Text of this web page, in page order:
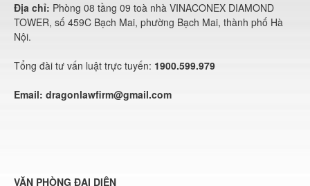
Địa chỉ: Phòng 08 tầng 09 toà nhà VINACONEX DIAMOND
TOWER, số 459C Bạch Mai, phường Bạch Mai, thành phố Hà
Nội.
Tổng đài tư vấn luật trực tuyến: 1900.599.979
Email: dragonlawfirm@gmail.com
VĂN PHÒNG ĐẠI DIỆN